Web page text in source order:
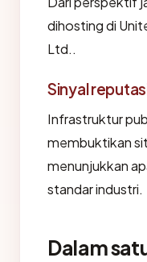
dihosting di
Ltd..
Sinyal
Infrastruktur
membuktikan
menunjukkan
standar industri.
Dalam